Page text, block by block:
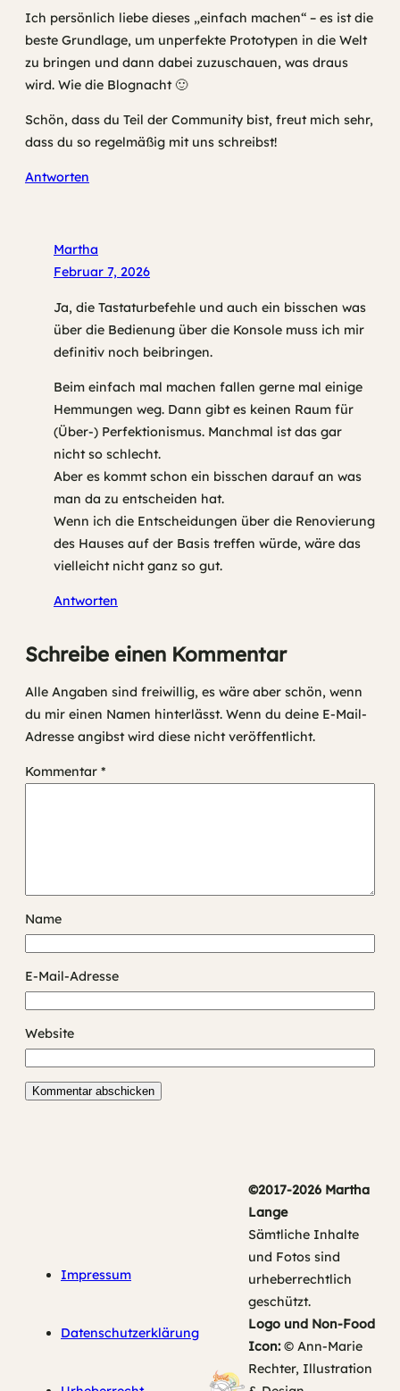
Ich persönlich liebe dieses „einfach machen“ – es ist die
beste Grundlage, um unperfekte Prototypen in die Welt
zu bringen und dann dabei zuzuschauen, was draus
wird. Wie die Blognacht 🙂
Schön, dass du Teil der Community bist, freut mich sehr,
dass du so regelmäßig mit uns schreibst!
Antworten
Martha
Februar 7, 2026
Ja, die Tastaturbefehle und auch ein bisschen was
über die Bedienung über die Konsole muss ich mir
definitiv noch beibringen.
Beim einfach mal machen fallen gerne mal einige
Hemmungen weg. Dann gibt es keinen Raum für
(Über-) Perfektionismus. Manchmal ist das gar
nicht so schlecht.
Aber es kommt schon ein bisschen darauf an was
man da zu entscheiden hat.
Wenn ich die Entscheidungen über die Renovierung
des Hauses auf der Basis treffen würde, wäre das
vielleicht nicht ganz so gut.
Antworten
Schreibe einen Kommentar
Alle Angaben sind freiwillig, es wäre aber schön, wenn
du mir einen Namen hinterlässt. Wenn du deine E-Mail-
Adresse angibst wird diese nicht veröffentlicht.
Kommentar *
Name
E-Mail-Adresse
Website
Impressum
Datenschutzerklärung
©2017-2026 Martha
Lange
Sämtliche Inhalte
und Fotos sind
urheberrechtlich
geschützt.
Logo und Non-Food
Icon:© Ann-Marie
Rechter, Illustration